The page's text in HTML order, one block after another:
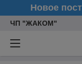
Новое
ЧП "ЖАКОМ"